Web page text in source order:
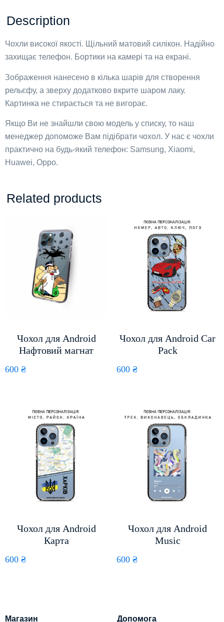
Description
Чохли високої якості. Щільний матовий силікон. Надійно
захищає телефон. Бортики на камері та на екрані.
Зображення нанесено в кілька шарів для створення
рельєфу, а зверху додатково вкрите шаром лаку.
Картинка не стирається та не вигорає.
Якщо Ви не знайшли свою модель у списку, то наш
менеджер допоможе Вам підібрати чохол. У нас є чохли
практично на будь-який телефон: Samsung, Xiaomi,
Huawei, Oppo.
Related products
Чохол для Android
Нафтовий магнат
600 ₴
Чохол для Android Car
Pack
600 ₴
Чохол для Android
Карта
600 ₴
Чохол для Android
Music
600 ₴
Магазин Допомога